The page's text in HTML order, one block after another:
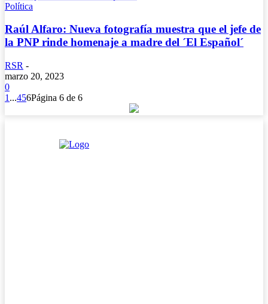
Política
Raúl Alfaro: Nueva fotografía muestra que el jefe de
la PNP rinde homenaje a madre del ´El Español´
RSR -
marzo 20, 2023
0
1 ...456Página 6 de 6